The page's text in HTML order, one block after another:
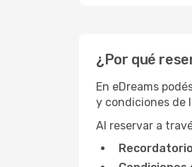
¿Por qué
En eDreams
y condiciones de
Al reservar a